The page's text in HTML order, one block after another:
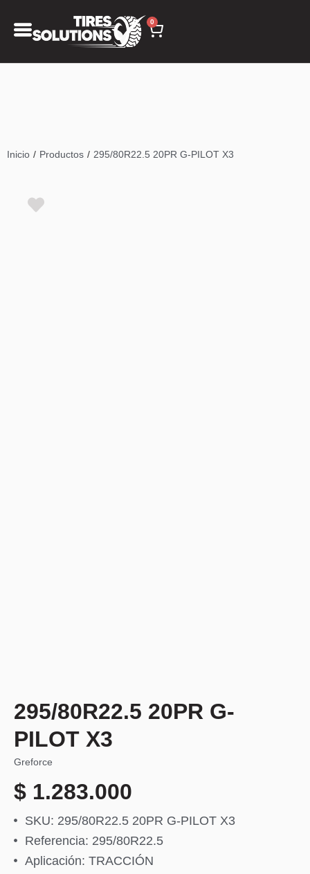
0
Inicio / Productos / 295/80R22.5 20PR G-PILOT X3
295/80R22.5 20PR G-
PILOT X3
Greforce
$ 1.283.000
SKU: 295/80R22.5 20PR G-PILOT X3
Referencia: 295/80R22.5
Aplicación: TRACCIÓN